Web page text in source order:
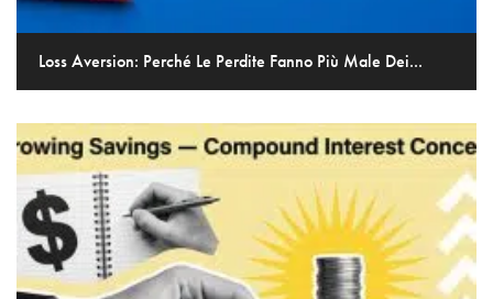
Loss Aversion: Perché Le Perdite Fanno Più Male Dei...